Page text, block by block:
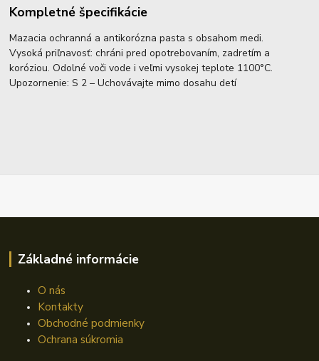
Kompletné špecifikácie
Mazacia ochranná a antikorózna pasta s obsahom medi.
Vysoká priľnavosť: chráni pred opotrebovaním, zadretím a
koróziou. Odolné voči vode i veľmi vysokej teplote 1100°C.
Upozornenie: S 2 – Uchovávajte mimo dosahu detí
Základné informácie
O nás
Kontakty
Obchodné podmienky
Ochrana súkromia